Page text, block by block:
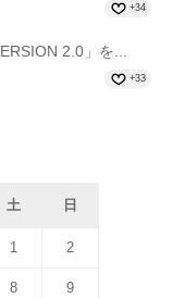
+34
2.0」を...
+33
土 日
1 2
8 9